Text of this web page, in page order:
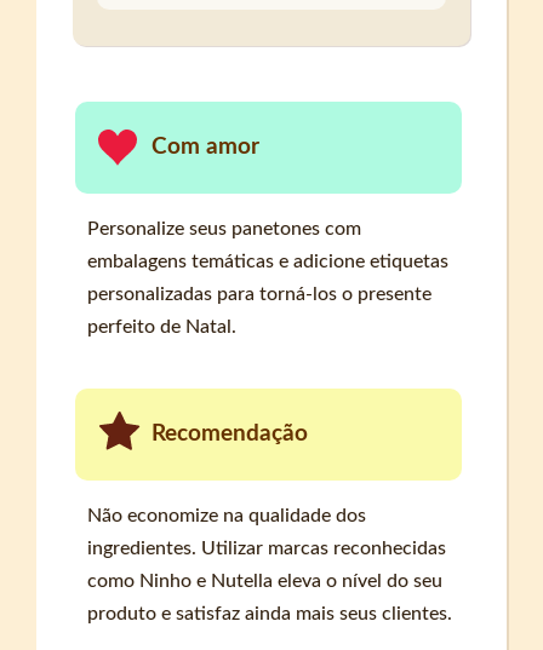
Com amor
Personalize seus panetones com
embalagens temáticas e adicione etiquetas
personalizadas para torná-los o presente
perfeito de Natal.
Recomendação
Não economize na qualidade dos
ingredientes. Utilizar marcas reconhecidas
como Ninho e Nutella eleva o nível do seu
produto e satisfaz ainda mais seus clientes.